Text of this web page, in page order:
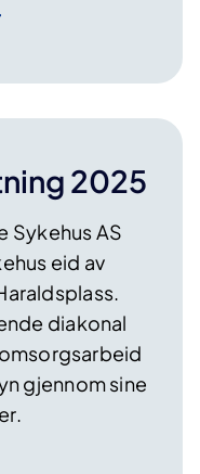
2025
Sykehus AS
eid av
diakonal
gjennom sine